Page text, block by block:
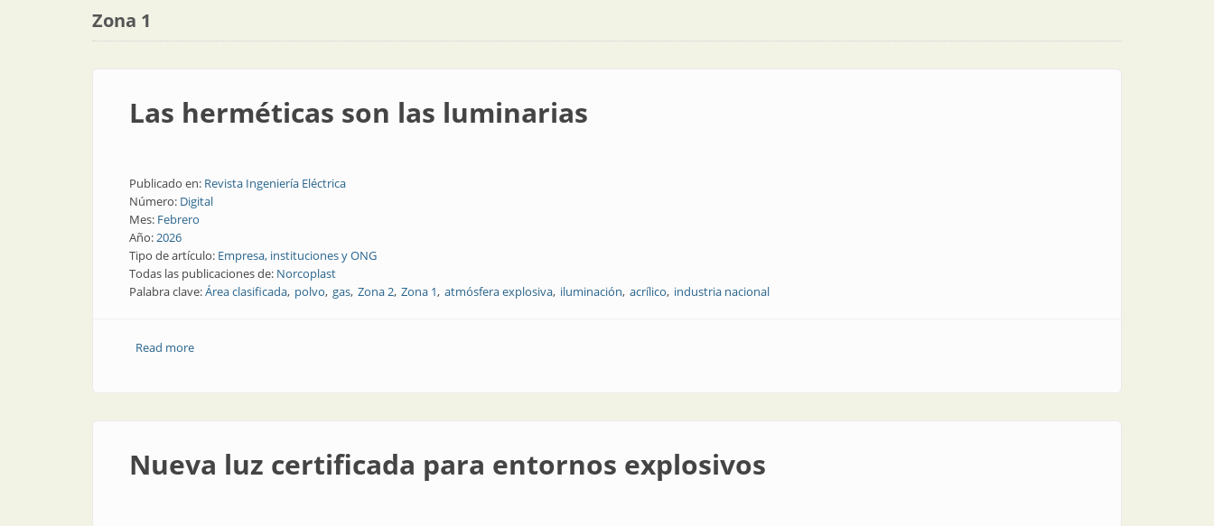
Zona 1
Las herméticas son las luminarias
Publicado en: Revista Ingeniería Eléctrica
Número: Digital
Mes: Febrero
Año:2026
Tipo de artículo: Empresa, instituciones y ONG
Todas las publicaciones de: Norcoplast
Palabra clave:Área clasificada polvo gas Zona 2 Zona 1 atmósfera explosiva iluminación acrílico industria nacional
Read moreabout Las herméticas son las luminarias
Nueva luz certificada para entornos explosivos